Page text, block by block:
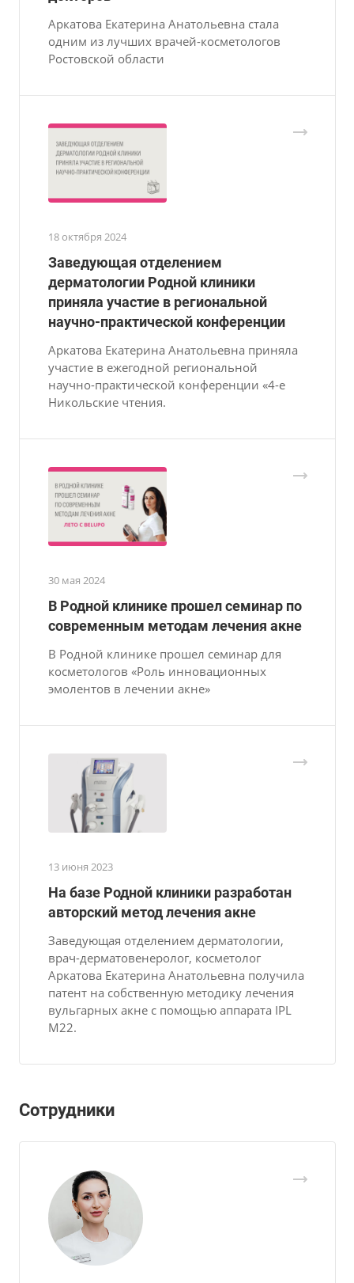
Аркатова Екатерина Анатольевна стала
одним из лучших врачей-косметологов
Ростовской области
18 октября 2024
Заведующая отделением
дерматологии Родной клиники
приняла участие в региональной
научно-практической конференции
Аркатова Екатерина Анатольевна приняла
участие в ежегодной региональной
научно-практической конференции «4-е
Никольские чтения.
30 мая 2024
В Родной клинике прошел семинар по
современным методам лечения акне
В Родной клинике прошел семинар для
косметологов «Роль инновационных
эмолентов в лечении акне»
13 июня 2023
На базе Родной клиники разработан
авторский метод лечения акне
Заведующая отделением дерматологии,
врач-дерматовенеролог, косметолог
Аркатова Екатерина Анатольевна получила
патент на собственную методику лечения
вульгарных акне с помощью аппарата IPL
M22.
Сотрудники